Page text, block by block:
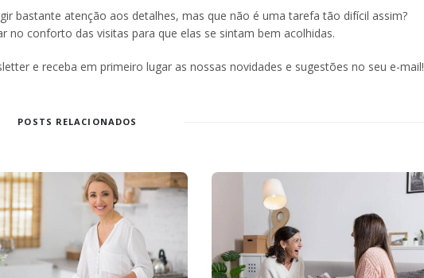
bastante atenção aos detalhes, mas que não é uma tarefa tão difícil assim?
no conforto das visitas para que elas se sintam bem acolhidas.
e receba em primeiro lugar as nossas novidades e sugestões no seu e-mail!
POSTS RELACIONADOS